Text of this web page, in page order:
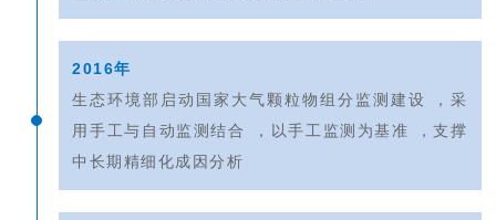
2016年
生态环境部启动国家大气颗粒物组分监测建设，采
用手工与自动监测结合，以手工监测为基准，支撑
中长期精细化成因分析